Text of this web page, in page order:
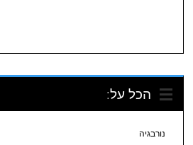
הכל על:
נורבגיה